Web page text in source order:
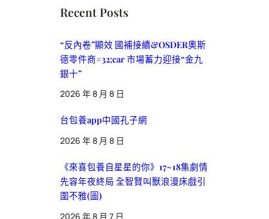
Recent Posts
“反內卷”顯效 國補接續&OSDER奧斯
德零件商#32;car 市場蓄力迎接“金九
銀十”
2026 年 8 月 8 日
台包養app中國孔子網
2026 年 8 月 8 日
《來喜包養自星星的你》17~18集劇情
先容年夜終局 全智賢叫獸浪漫床戲引
圍不雅(圖)
2026 年 8 月 7 日